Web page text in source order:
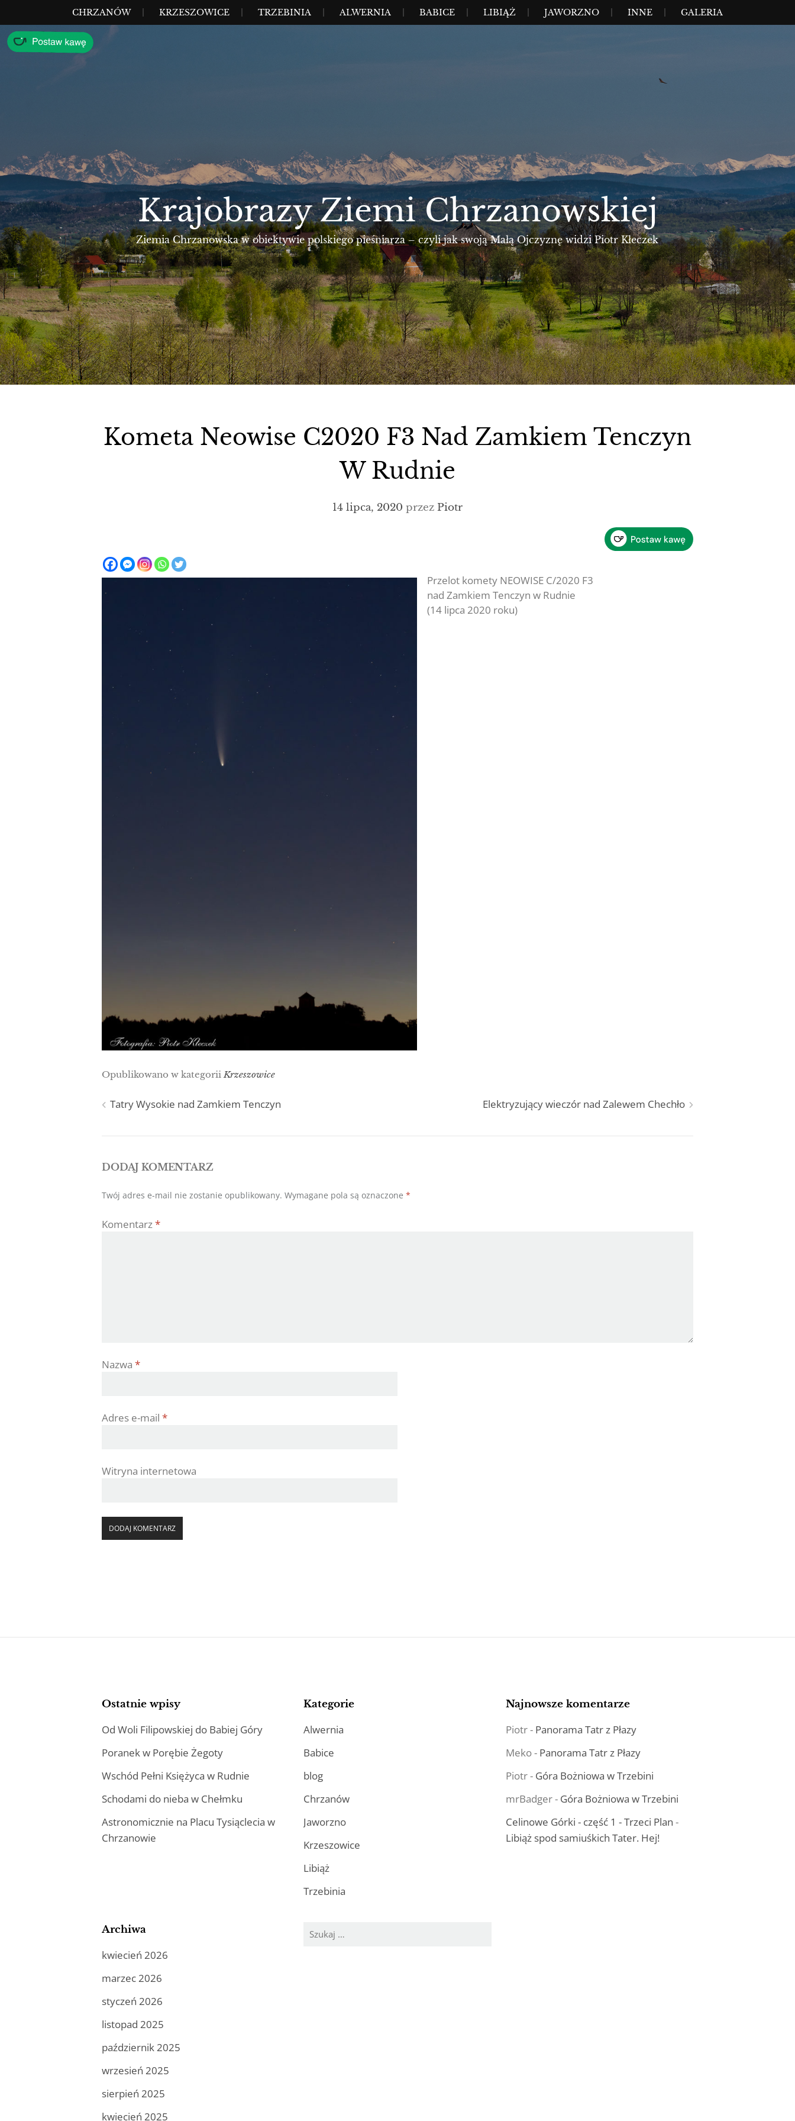
do
treści
CHRZANÓW KRZESZOWICE TRZEBINIA ALWERNIA BABICE LIBIĄŻ JAWORZNO INNE GALERIA
Krajobrazy Ziemi Chrzanowskiej
Ziemia Chrzanowska w obiektywie polskiego pieśniarza – czyli jak swoją Małą Ojczyznę widzi Piotr Kłeczek
Kometa Neowise C2020 F3 Nad Zamkiem Tenczyn
W Rudnie
14 lipca, 2020 przez Piotr
Przelot komety NEOWISE C/2020 F3
nad Zamkiem Tenczyn w Rudnie
(14 lipca 2020 roku)
Opublikowano w kategorii Krzeszowice
Nawigacja
wpisu
Tatry Wysokie nad Zamkiem Tenczyn Elektryzujący wieczór nad Zalewem Chechło
DODAJ KOMENTARZ
Twój adres e-mail nie zostanie opublikowany. Wymagane pola są oznaczone *
Komentarz*
Nazwa *
Adres e-mail *
Witryna internetowa
Ostatnie wpisy
Od Woli Filipowskiej do Babiej Góry
Poranek w Porębie Żegoty
Wschód Pełni Księżyca w Rudnie
Schodami do nieba w Chełmku
Astronomicznie na Placu Tysiąclecia w
Chrzanowie
Kategorie
Alwernia
Babice
blog
Chrzanów
Jaworzno
Krzeszowice
Libiąż
Trzebinia
Najnowsze komentarze
Piotr- Panorama Tatr z Płazy
Meko- Panorama Tatr z Płazy
Piotr- Góra Bożniowa w Trzebini
mrBadger- Góra Bożniowa w Trzebini
Celinowe Górki - część 1 - Trzeci Plan -
Libiąż spod samiuśkich Tater. Hej!
Archiwa
kwiecień 2026
marzec 2026
styczeń 2026
listopad 2025
październik 2025
wrzesień 2025
sierpień 2025
kwiecień 2025
Szukaj: